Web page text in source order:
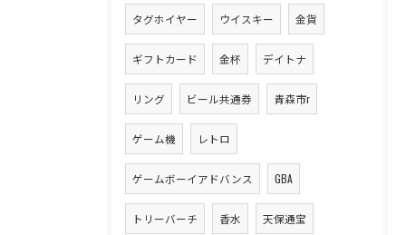
タグホイヤー ウイスキー 金貨
ギフトカード 金杯 デイトナ
リング ビール共通券 青森市r
ゲーム機 レトロ
ゲームボーイアドバンス GBA
トリーバーチ 香水 天保通宝